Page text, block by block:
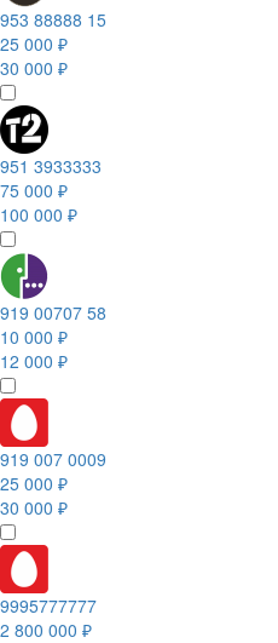
953 88888 15
25 000 ₽
30 000 ₽
951 3933333
75 000 ₽
100 000 ₽
919 00707 58
10 000 ₽
12 000 ₽
919 007 0009
25 000 ₽
30 000 ₽
9995777777
2 800 000 ₽